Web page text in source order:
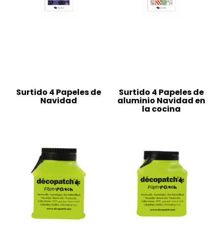
Surtido 4 Papeles de
Navidad
Surtido 4 Papeles de
aluminio Navidad en
la cocina